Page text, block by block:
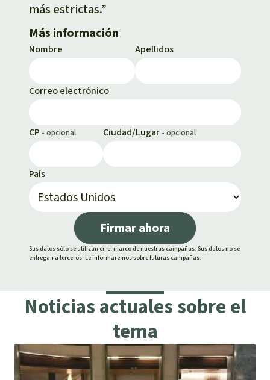
más estrictas.”
Más información
Nombre Apellidos
Correo electrónico
CP Ciudad/Lugar
País
Firmar ahora
Sus datos sólo se utilizan en el marco de nuestras campañas. Sus datos no se
entregan a terceros. Le informaremos sobre futuras campañas.
Noticias actuales sobre el
tema